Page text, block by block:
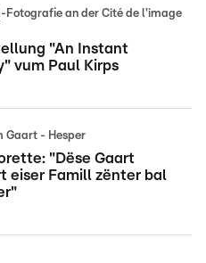
Fotografie an der Cité de l'image
"An Instant
vum Paul Kirps
Gaart - Hesper
"Dëse Gaart
eiser Famill zënter bal